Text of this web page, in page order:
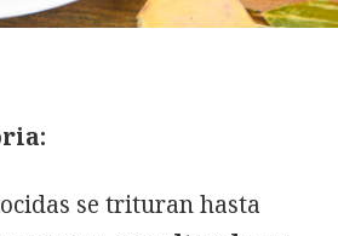
se trituran hasta